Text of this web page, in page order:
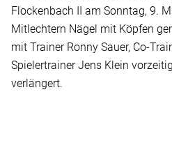
Flockenbach II am Sonntag, 9.
Mitlechtern Nägel mit Köpfen
mit Trainer Ronny Sauer, Co-
Spielertrainer Jens Klein
verlängert.